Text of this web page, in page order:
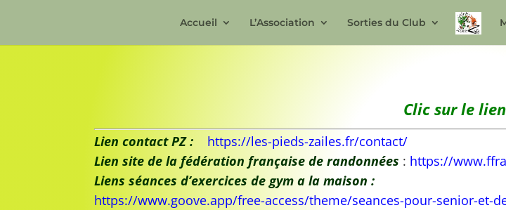
Accueil L’Association Sorties du Club
Clic sur le
Lien contact PZ :
https://les-pieds-zailes.fr/contact/
Lien site de la fédération française de randonnées : https://
Liens séances d’exercices de gym a la maison :
https://www.goove.app/free-access/theme/seances-pour-senior-et-